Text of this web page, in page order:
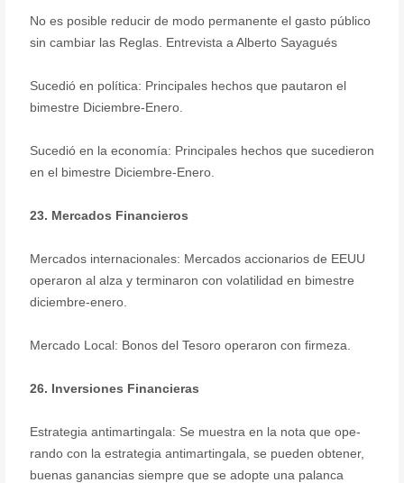
No es posible reducir de modo permanente el gasto público
sin cambiar las Reglas. Entrevista a Alberto Sayagués
Sucedió en política: Principales hechos que pautaron el
bimestre Diciembre-Enero.
Sucedió en la economía: Principales hechos que sucedieron
en el bimestre Diciembre-Enero.
23. Mercados Financieros
Mercados internacionales: Mercados accionarios de EEUU
operaron al alza y terminaron con volatilidad en bimestre
diciembre-enero.
Mercado Local: Bonos del Tesoro operaron con firmeza.
26. Inversiones Financieras
Estrategia antimartingala: Se muestra en la nota que ope-
rando con la estrategia antimartingala, se pueden obtener,
buenas ganancias siempre que se adopte una palanca